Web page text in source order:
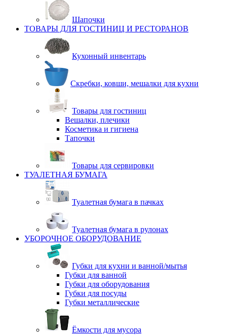
Шапочки
ТОВАРЫ ДЛЯ ГОСТИНИЦ И РЕСТОРАНОВ
Кухонный инвентарь
Скребки, ковши, мешалки для кухни
Товары для гостиниц
Вешалки, плечики
Косметика и гигиена
Тапочки
Товары для сервировки
ТУАЛЕТНАЯ БУМАГА
Туалетная бумага в пачках
Туалетная бумага в рулонах
УБОРОЧНОЕ ОБОРУДОВАНИЕ
Губки для кухни и ванной/мытья
Губки для ванной
Губки для оборудования
Губки для посуды
Губки металлические
Ёмкости для мусора